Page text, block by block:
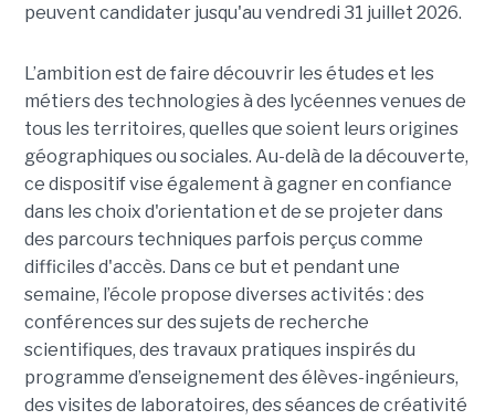
peuvent candidater jusqu'au vendredi 31 juillet 2026.
L’ambition est de faire découvrir les études et les
métiers des technologies à des lycéennes venues de
tous les territoires, quelles que soient leurs origines
géographiques ou sociales. Au-delà de la découverte,
ce dispositif vise également à gagner en confiance
dans les choix d'orientation et de se projeter dans
des parcours techniques parfois perçus comme
difficiles d'accès. Dans ce but et pendant une
semaine, l’école propose diverses activités : des
conférences sur des sujets de recherche
scientifiques, des travaux pratiques inspirés du
programme d’enseignement des élèves-ingénieurs,
des visites de laboratoires, des séances de créativité